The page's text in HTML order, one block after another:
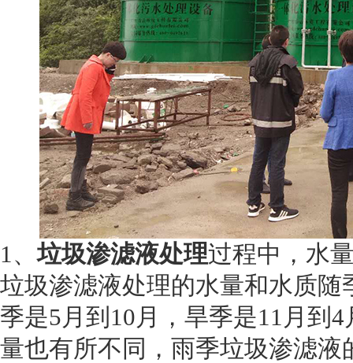
1、垃圾渗滤液处理过程中，水
垃圾渗滤液处理的水量和水质
季是5月到10月，旱季是11月到
量也有所不同，雨季垃圾渗滤